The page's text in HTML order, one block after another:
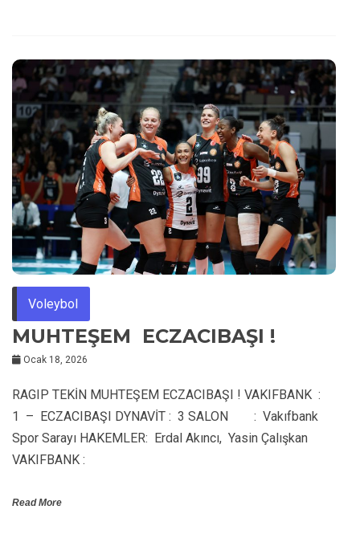
Voleybol
MUHTEŞEM ECZACIBAŞI !
Ocak 18, 2026
RAGIP TEKİN MUHTEŞEM ECZACIBAŞI ! VAKIFBANK :
1 – ECZACIBAŞI DYNAVİT : 3 SALON : Vakıfbank
Spor Sarayı HAKEMLER: Erdal Akıncı, Yasin Çalışkan
VAKIFBANK :
Read More